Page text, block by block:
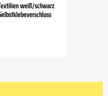
weiß/schwarz